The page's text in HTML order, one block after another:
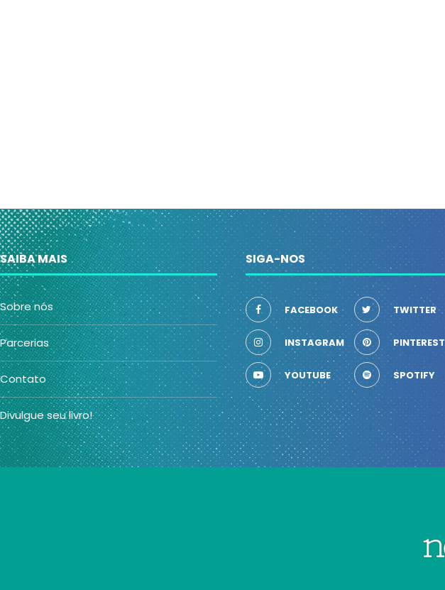
SAIBA MAIS
Sobre nós
Parcerias
Contato
Divulgue seu livro!
SIGA-NOS
FACEBOOK TWITTER
INSTAGRAM PINTEREST
YOUTUBE SPOTIFY